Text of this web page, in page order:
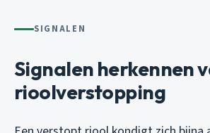
SIGNALEN
Signalen herkennen
rioolverstopping